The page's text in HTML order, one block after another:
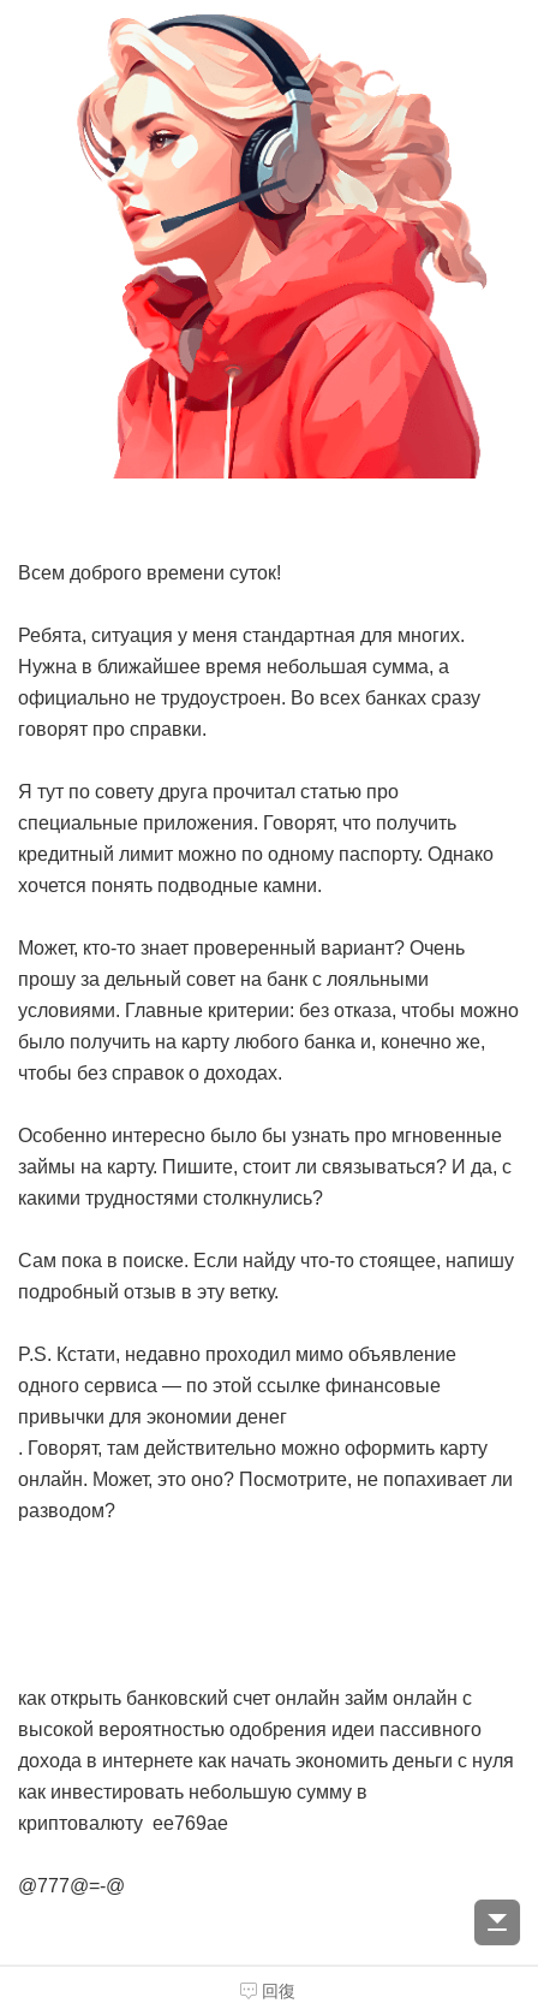
Всем доброго времени суток!
Ребята, ситуация у меня стандартная для многих.
Нужна в ближайшее время небольшая сумма, а
официально не трудоустроен. Во всех банках сразу
говорят про справки.
Я тут по совету друга прочитал статью про
специальные приложения. Говорят, что получить
кредитный лимит можно по одному паспорту. Однако
хочется понять подводные камни.
Может, кто-то знает проверенный вариант? Очень
прошу за дельный совет на банк с лояльными
условиями. Главные критерии: без отказа, чтобы можно
было получить на карту любого банка и, конечно же,
чтобы без справок о доходах.
Особенно интересно было бы узнать про мгновенные
займы на карту. Пишите, стоит ли связываться? И да, с
какими трудностями столкнулись?
Сам пока в поиске. Если найду что-то стоящее, напишу
подробный отзыв в эту ветку.
P.S. Кстати, недавно проходил мимо объявление
одного сервиса — по этой ссылке финансовые
привычки для экономии денег
. Говорят, там действительно можно оформить карту
онлайн. Может, это оно? Посмотрите, не попахивает ли
разводом?
как открыть банковский счет онлайн займ онлайн с
высокой вероятностью одобрения идеи пассивного
дохода в интернете как начать экономить деньги с нуля
как инвестировать небольшую сумму в
криптовалюту ee769ae
@777@=-@
回復